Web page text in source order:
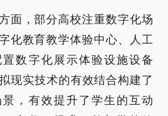
面，部分高校注重数字化场
化教育教学体验中心、人工
数字化展示体验设施设备
现实技术的有效结合构建了
，有效提升了学生的互动